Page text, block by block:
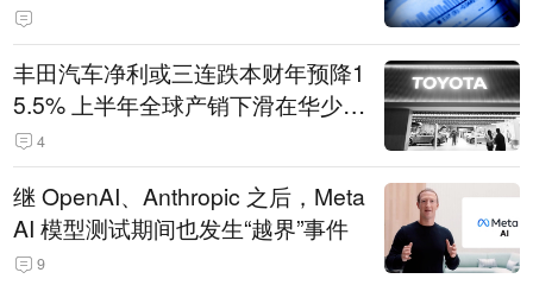
丰田汽车净利或三连跌本财年预降1
5.5% 上半年全球产销下滑在华少卖
14.3万辆
4
继 OpenAI、Anthropic 之后，Meta
AI 模型测试期间也发生“越界”事件
9